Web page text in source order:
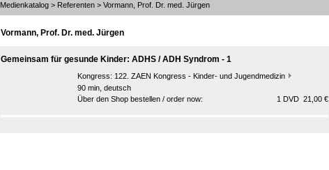
Medienkatalog > Referenten > Vormann, Prof. Dr. med. Jürgen
Vormann, Prof. Dr. med. Jürgen
Gemeinsam für gesunde Kinder: ADHS / ADH Syndrom - 1
Kongress: 122. ZAEN Kongress - Kinder- und Jugendmedizin
90 min, deutsch
Über den Shop bestellen / order now:
1 DVD 21,00 €